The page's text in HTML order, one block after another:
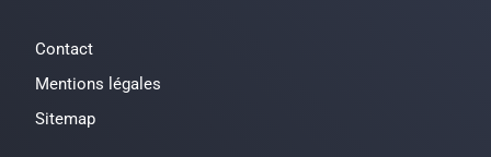
Contact
Mentions légales
Sitemap